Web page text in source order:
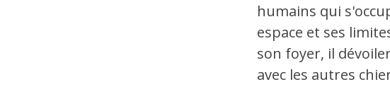
humains qui
espace et ses
son foyer, il
avec les autres